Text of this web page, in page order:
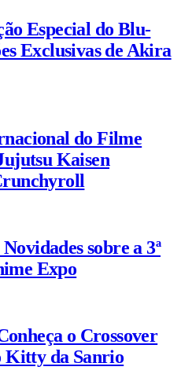
Especial do Blu-
Exclusivas de Akira
do Filme
Kaisen
sobre a 3ª
Expo
o Crossover
Kitty da Sanrio